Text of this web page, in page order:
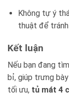
Không tự ý
thuật để
Kết luận
Nếu bạn đang
bỉ, giúp trưng
tối ưu, tủ mát 4